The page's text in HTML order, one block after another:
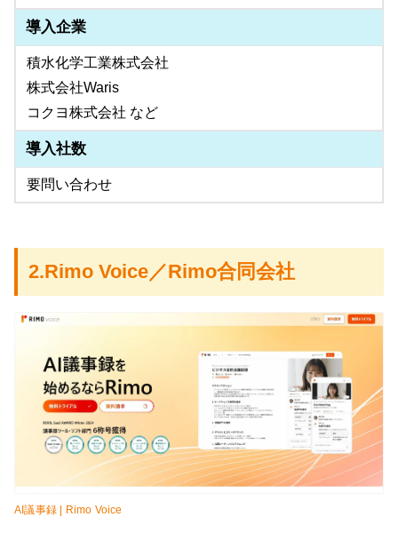
導入企業
積水化学工業株式会社
株式会社Waris
コクヨ株式会社 など
導入社数
要問い合わせ
2.Rimo Voice／Rimo合同会社
AI議事録 | Rimo Voice